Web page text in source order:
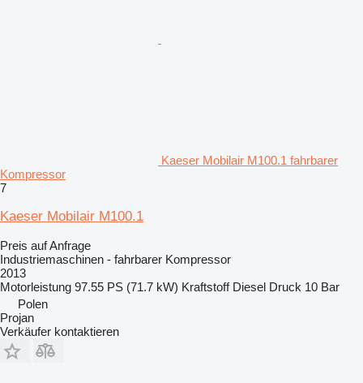
Kaeser Mobilair M100.1 fahrbarer
Kompressor
7
Kaeser Mobilair M100.1
Preis auf Anfrage
Industriemaschinen - fahrbarer Kompressor
2013
Motorleistung 97.55 PS (71.7 kW) Kraftstoff Diesel Druck 10 Bar
Polen
Projan
Verkäufer kontaktieren